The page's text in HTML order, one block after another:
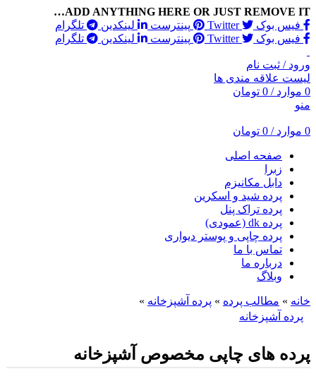
ADD ANYTHING HERE OR JUST REMOVE IT…
فیس بوک
Twitter پینترست لینکدین
تلگرام
فیس بوک
Twitter پینترست لینکدین تلگرام
ورود / ثبت نام
لیست علاقه مندی ها
0 موارد /
0 تومان
منو
0 موارد /
0 تومان
صفحه اصلی
زبرا
دابل مکانیزم
پرده شید و اسکرین
پرده تراک پنل
پرده dk (عمودی)
پرده چاپی و پوستر دیواری
تماس با ما
درباره ما
وبلاگ
خانه » مطالب پرده » پرده آشپزخانه »
پرده آشپزخانه
پرده های چاپی مخصوص آشپزخانه